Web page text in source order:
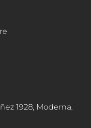
1928, Moderna,